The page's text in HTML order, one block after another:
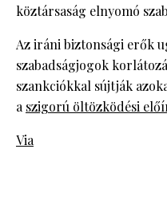
köztársaság elnyomó
Az iráni biztonsági erők
szabadságjogok
szankciókkal sújtják
aszigorú öltözködési
Via